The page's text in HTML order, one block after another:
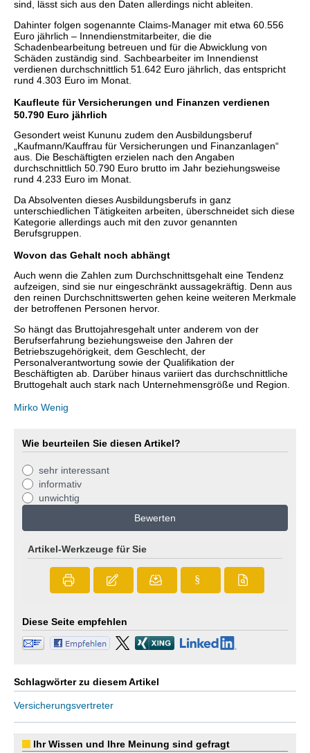
sind, lässt sich aus den Daten allerdings nicht ableiten.
Dahinter folgen sogenannte Claims-Manager mit etwa 60.556
Euro jährlich – Innendienstmitarbeiter, die die
Schadenbearbeitung betreuen und für die Abwicklung von
Schäden zuständig sind. Sachbearbeiter im Innendienst
verdienen durchschnittlich 51.642 Euro jährlich, das entspricht
rund 4.303 Euro im Monat.
Kaufleute für Versicherungen und Finanzen verdienen
50.790 Euro jährlich
Gesondert weist Kununu zudem den Ausbildungsberuf
„Kaufmann/Kauffrau für Versicherungen und Finanzanlagen“
aus. Die Beschäftigten erzielen nach den Angaben
durchschnittlich 50.790 Euro brutto im Jahr beziehungsweise
rund 4.233 Euro im Monat.
Da Absolventen dieses Ausbildungsberufs in ganz
unterschiedlichen Tätigkeiten arbeiten, überschneidet sich diese
Kategorie allerdings auch mit den zuvor genannten
Berufsgruppen.
Wovon das Gehalt noch abhängt
Auch wenn die Zahlen zum Durchschnittsgehalt eine Tendenz
aufzeigen, sind sie nur eingeschränkt aussagekräftig. Denn aus
den reinen Durchschnittswerten gehen keine weiteren Merkmale
der betroffenen Personen hervor.
So hängt das Bruttojahresgehalt unter anderem von der
Berufserfahrung beziehungsweise den Jahren der
Betriebszugehörigkeit, dem Geschlecht, der
Personalverantwortung sowie der Qualifikation der
Beschäftigten ab. Darüber hinaus variiert das durchschnittliche
Bruttogehalt auch stark nach Unternehmensgröße und Region.
Mirko Wenig
Wie beurteilen Sie diesen Artikel?
sehr interessant
informativ
unwichtig
Bewerten
Artikel-Werkzeuge für Sie
§
Diese Seite empfehlen
Schlagwörter zu diesem Artikel
Versicherungsvertreter
Ihr Wissen und Ihre Meinung sind gefragt